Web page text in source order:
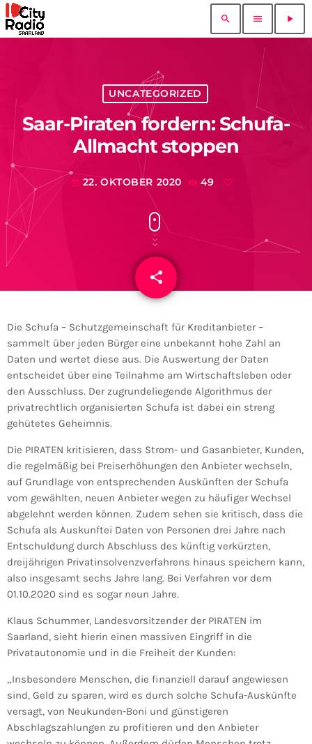
search menu play_arrow
UNCATEGORIZED
Saar-Piraten fordern: Schufa-
Allmacht stoppen
today 22. OKTOBER 2020 49
share
email
Die Schufa – Schutzgemeinschaft für Kreditanbieter –
sammelt über jeden Bürger eine unbekannt hohe Zahl an
Daten und wertet diese aus. Die Auswertung der Daten
entscheidet über eine Teilnahme am Wirtschaftsleben oder
den Ausschluss. Der zugrundeliegende Algorithmus der
privatrechtlich organisierten Schufa ist dabei ein streng
gehütetes Geheimnis.
Die PIRATEN kritisieren, dass Strom- und Gasanbieter, Kunden,
die regelmäßig bei Preiserhöhungen den Anbieter wechseln,
auf Grundlage von entsprechenden Auskünften der Schufa
vom gewählten, neuen Anbieter wegen zu häufiger Wechsel
abgelehnt werden können. Zudem sehen sie kritisch, dass die
Schufa als Auskunftei Daten von Personen drei Jahre nach
Entschuldung durch Abschluss des künftig verkürzten,
dreijährigen Privatinsolvenzverfahrens hinaus speichern kann,
also insgesamt sechs Jahre lang. Bei Verfahren vor dem
01.10.2020 sind es sogar neun Jahre.
Klaus Schummer, Landesvorsitzender der PIRATEN im
Saarland, sieht hierin einen massiven Eingriff in die
Privatautonomie und in die Freiheit der Kunden:
„Insbesondere Menschen, die finanziell darauf angewiesen
sind, Geld zu sparen, wird es durch solche Schufa-Auskünfte
versagt, von Neukunden-Boni und günstigeren
Abschlagszahlungen zu profitieren und den Anbieter